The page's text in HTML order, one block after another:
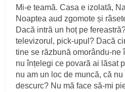
Mi‑e teamă. Casa e izolată,
Noaptea aud zgomote și
Dacă intră un hoț pe
televizorul, pick‑upul? Dacă
tine se răzbună
nu înțelegi ce povară ai lăsat
nu am un loc de muncă, că
descurc? Nu mă face să‑mi